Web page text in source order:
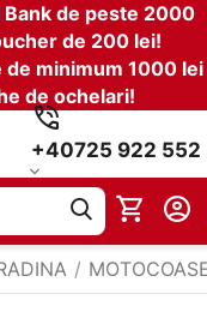
de peste 2000
de 200 lei!
minimum 1000 lei
de ochelari!
+40725 922 552
/